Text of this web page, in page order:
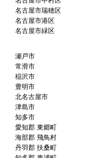
名古屋市東区